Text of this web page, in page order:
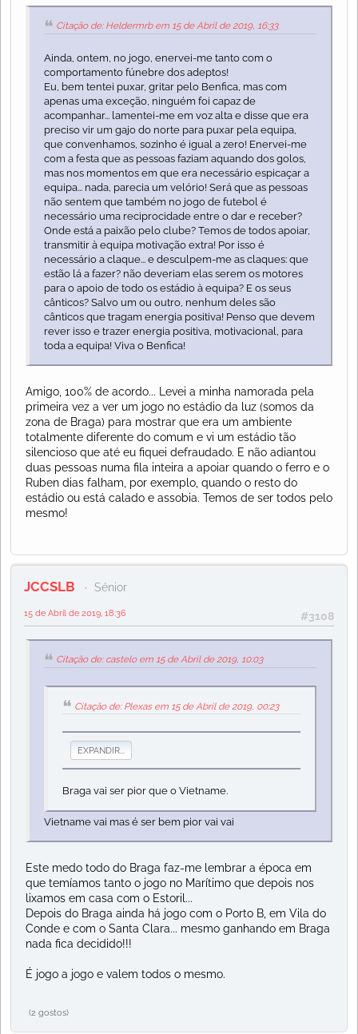
Citação de: Heldermrb em 15 de Abril de 2019, 16:33
Ainda, ontem, no jogo, enervei-me tanto com o
comportamento fúnebre dos adeptos!
Eu, bem tentei puxar, gritar pelo Benfica, mas com
apenas uma exceção, ninguém foi capaz de
acompanhar... lamentei-me em voz alta e disse que era
preciso vir um gajo do norte para puxar pela equipa,
que convenhamos, sozinho é igual a zero! Enervei-me
com a festa que as pessoas faziam aquando dos golos,
mas nos momentos em que era necessário espicaçar a
equipa... nada, parecia um velório! Será que as pessoas
não sentem que também no jogo de futebol é
necessário uma reciprocidade entre o dar e receber?
Onde está a paixão pelo clube? Temos de todos apoiar,
transmitir à equipa motivação extra! Por isso é
necessário a claque... e desculpem-me as claques: que
estão lá a fazer? não deveriam elas serem os motores
para o apoio de todo os estádio à equipa? E os seus
cânticos? Salvo um ou outro, nenhum deles são
cânticos que tragam energia positiva! Penso que devem
rever isso e trazer energia positiva, motivacional, para
toda a equipa! Viva o Benfica!
Amigo, 100% de acordo... Levei a minha namorada pela
primeira vez a ver um jogo no estádio da luz (somos da
zona de Braga) para mostrar que era um ambiente
totalmente diferente do comum e vi um estádio tão
silencioso que até eu fiquei defraudado. E não adiantou
duas pessoas numa fila inteira a apoiar quando o ferro e o
Ruben dias falham, por exemplo, quando o resto do
estádio ou está calado e assobia. Temos de ser todos pelo
mesmo!
JCCSLB Sénior
#3108
15 de Abril de 2019, 18:36
Citação de: castelo em 15 de Abril de 2019, 10:03
Citação de: Plexas em 15 de Abril de 2019, 00:23
EXPANDIR...
Braga vai ser pior que o Vietname.
Vietname vai mas é ser bem pior vai vai
Este medo todo do Braga faz-me lembrar a época em
que temíamos tanto o jogo no Marítimo que depois nos
lixamos em casa com o Estoril...
Depois do Braga ainda há jogo com o Porto B, em Vila do
Conde e com o Santa Clara... mesmo ganhando em Braga
nada fica decidido!!!
É jogo a jogo e valem todos o mesmo.
(2 gostos)